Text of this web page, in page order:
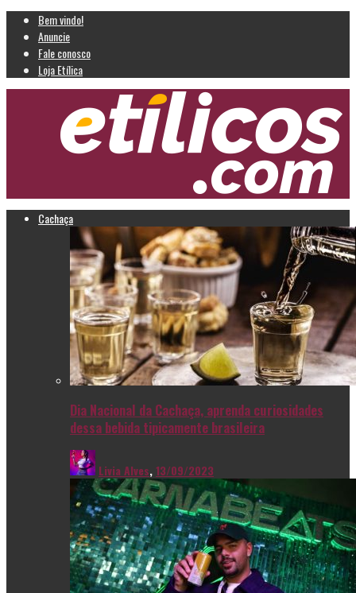
Bem vindo!
Anuncie
Fale conosco
Loja Etílica
Cachaça
Dia Nacional da Cachaça, aprenda curiosidades
dessa bebida tipicamente brasileira
Livia Alves,13/09/2023